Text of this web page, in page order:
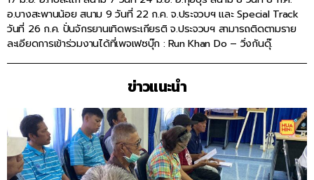
อ.บางสะพานน้อย สนาม 9 วันที่ 22 ก.ค. จ.ประจวบฯ และ Special Track
วันที่ 26 ก.ค. ปั่นจักรยานเทิดพระเกียรติ จ.ประจวบฯ สามารถติดตามราย
ละเอียดการเข้าร่วมงานได้ที่เพจเฟซบุ๊ก : Run Khan Do – วิ่งกันดุ๊.
ข่าวแนะนำ